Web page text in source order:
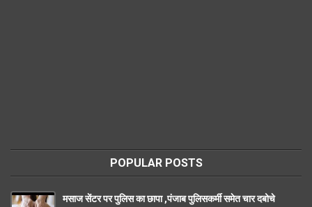
POPULAR POSTS
मसाज सेंटर पर पुलिस का छापा ,पंजाब पुलिसकर्मी समेत चार दबोचे